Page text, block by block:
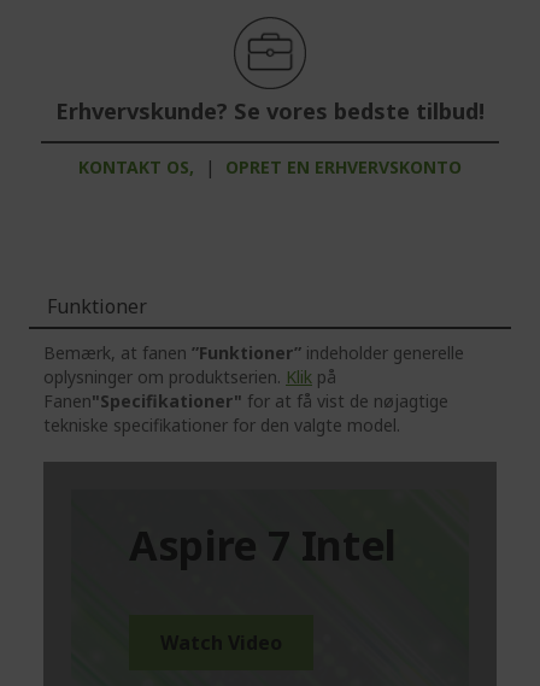
Erhvervskunde? Se vores bedste tilbud!
KONTAKT OS, | OPRET EN ERHVERVSKONTO
Funktioner
Bemærk, at fanen ”Funktioner” indeholder generelle
oplysninger om produktserien. Klik på
Fanen"Specifikationer" for at få vist de nøjagtige
tekniske specifikationer for den valgte model.